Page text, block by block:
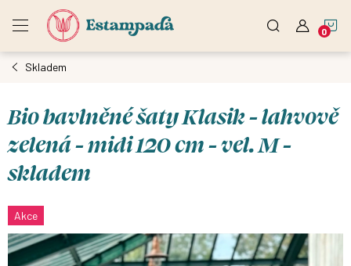
Skladem
Bio bavlněné šaty Klasik - lahvově
zelená - midi 120 cm - vel. M -
skladem
Akce